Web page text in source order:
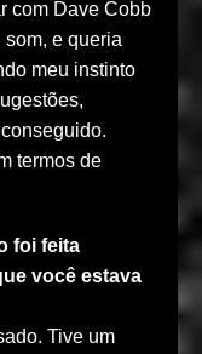
com Dave Cobb
e queria
meu instinto
termos de
foi feita
você estava
Tive um